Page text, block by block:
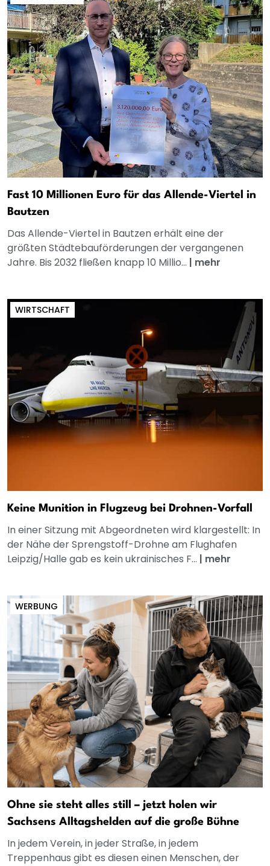
Fast 10 Millionen Euro für das Allende-Viertel in
Bautzen
Das Allende-Viertel in Bautzen erhält eine der
größten Städtebauförderungen der vergangenen
Jahre. Bis 2032 fließen knapp 10 Millio... | mehr
WIRTSCHAFT
Keine Munition in Flugzeug bei Drohnen-Vorfall
In einer Sitzung mit Abgeordneten wird klargestellt: In
der Nähe der Sprengstoff-Drohne am Flughafen
Leipzig/Halle gab es kein ukrainisches F... | mehr
WERBUNG
Ohne sie steht alles still – jetzt holen wir
Sachsens Alltagshelden auf die große Bühne
In jedem Verein, in jeder Straße, in jedem
Treppenhaus gibt es diesen einen Menschen, der